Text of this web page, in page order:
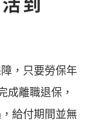
，只要勞保年
成離職退保，
給付期間並無